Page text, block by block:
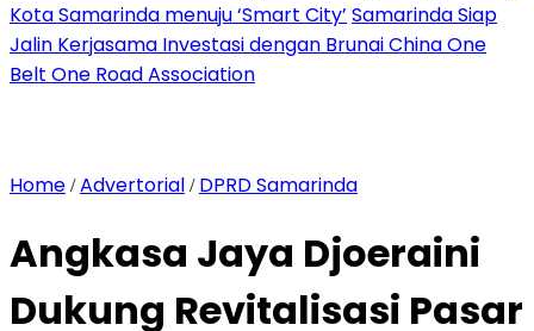
Kota Samarinda menuju ‘Smart City’ Samarinda Siap
Jalin Kerjasama Investasi dengan Brunai China One
Belt One Road Association
Home /Advertorial / DPRD Samarinda
Angkasa Jaya Djoeraini
Dukung Revitalisasi Pasar